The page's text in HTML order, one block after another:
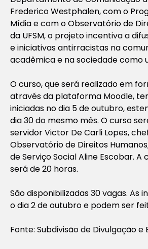
Frederico Westphalen, com o
Mídia e com o Observatório de
da UFSM, o projeto incentiva a
e iniciativas antirracistas na
acadêmica e na sociedade como
O curso, que será realizado em
através da plataforma Moodle,
iniciadas no dia 5 de outubro,
dia 30 do mesmo mês. O curso
servidor Victor De Carli Lopes,
Observatório de Direitos
de Serviço Social Aline Escobar. A
será de 20 horas.
São disponibilizadas 30 vagas. As
o dia 2 de outubro e podem ser
Fonte: Subdivisão de Divulgação e